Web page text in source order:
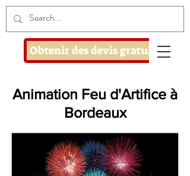
Obtenir des devis gratuits
Animation Feu d'Artifice à
Bordeaux